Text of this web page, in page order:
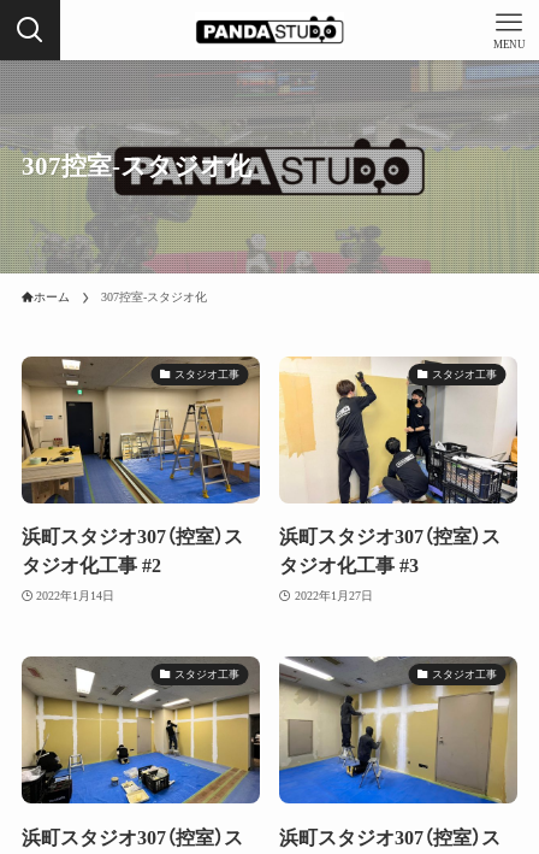
MENU
307控室-スタジオ化
ホーム 307控室-スタジオ化
スタジオ工事
浜町スタジオ307（控室）ス
タジオ化工事 #2
2022年1月14日
スタジオ工事
浜町スタジオ307（控室）ス
タジオ化工事 #3
2022年1月27日
スタジオ工事
浜町スタジオ307（控室）ス
スタジオ工事
浜町スタジオ307（控室）ス